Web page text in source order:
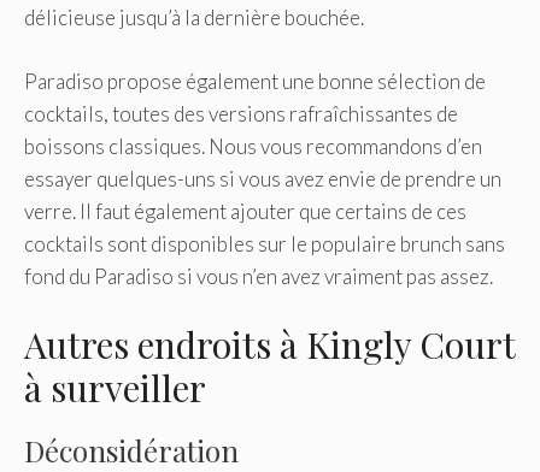
délicieuse jusqu’à la dernière bouchée.
Paradiso propose également une bonne sélection de
cocktails, toutes des versions rafraîchissantes de
boissons classiques. Nous vous recommandons d’en
essayer quelques-uns si vous avez envie de prendre un
verre. Il faut également ajouter que certains de ces
cocktails sont disponibles sur le populaire brunch sans
fond du Paradiso si vous n’en avez vraiment pas assez.
Autres endroits à Kingly Court
à surveiller
Déconsidération